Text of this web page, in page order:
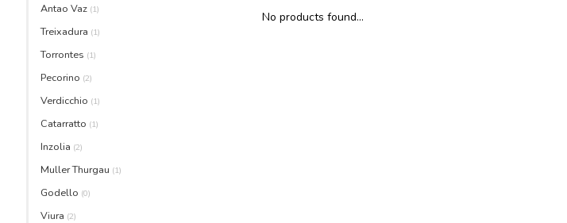
Antao Vaz (1)
Treixadura (1)
Torrontes (1)
Pecorino (2)
Verdicchio (1)
Catarratto (1)
Inzolia (2)
Muller Thurgau (1)
Godello (0)
Viura (2)
No products found...